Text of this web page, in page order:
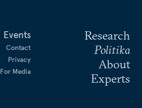
Research
Politika
About
Experts
Events
Contact
Privacy
For Media